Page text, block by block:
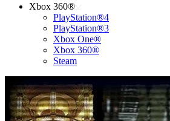
Xbox 360®
PlayStation®4
PlayStation®3
Xbox One®
Xbox 360®
Steam